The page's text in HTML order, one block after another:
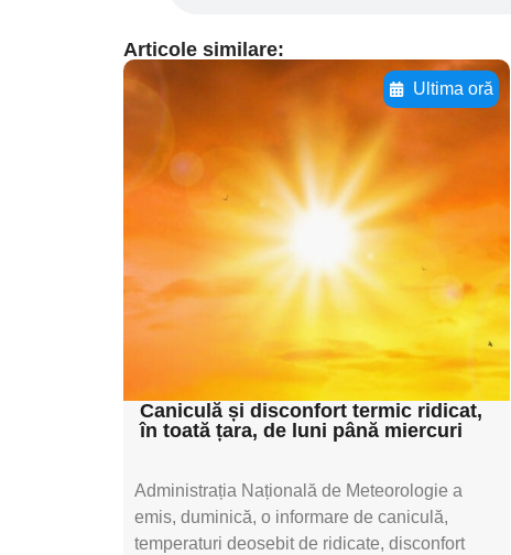
Articole similare:
Ultima oră
Adaugă aici textul
pentru
subtitluAdaugă aici
textul pentru
subtitluAdaugă aici
textul pentru
subtitluAdaugă aici
textul pentru subti
Caniculă și disconfort termic ridicat,
în toată țara, de luni până miercuri
Administrația Națională de Meteorologie a
emis, duminică, o informare de caniculă,
temperaturi deosebit de ridicate, disconfort